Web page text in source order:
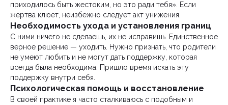
приходилось быть жестоким, но это ради тебя». Если
жертва клюет, неизбежно следует акт унижения.
Необходимость ухода и установления границ
С ними ничего не сделаешь, их не исправишь. Единственное
верное решение — уходить. Нужно признать, что родители
не умеют любить и не могут дать поддержку, которая
всегда была необходима. Пришло время искать эту
поддержку внутри себя.
Психологическая помощь и восстановление
В своей практике я часто сталкиваюсь с подобным и